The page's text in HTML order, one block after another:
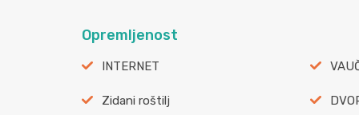
Opremljenost
INTERNET
Zidani roštilj